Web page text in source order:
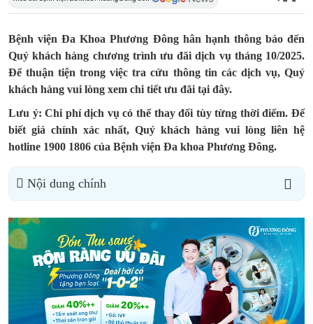
Bệnh viện Đa Khoa Phương Đông hân hạnh thông báo đến
Quý khách hàng chương trình ưu đãi dịch vụ tháng 10/2025.
Để thuận tiện trong việc tra cứu thông tin các dịch vụ, Quý
khách hàng vui lòng xem chi tiết ưu đãi tại đây.
Lưu ý: Chi phí dịch vụ có thể thay đổi tùy từng thời điểm. Để
biết giá chính xác nhất, Quý khách hàng vui lòng liên hệ
hotline 1900 1806 của Bệnh viện Đa khoa Phương Đông.
Nội dung chính